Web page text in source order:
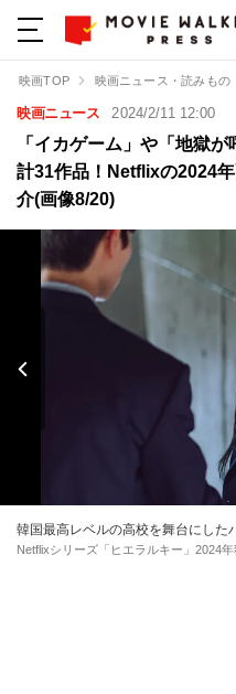
映画TOP 映画ニュース・読みもの
映画ニュース 2024/2/11 12:00
「イカゲーム」や「地獄
計31作品！Netflixの2024
介(画像8/20)
韓国最高レベルの高校を舞台にした
Netflixシリーズ「ヒエラルキー」2024